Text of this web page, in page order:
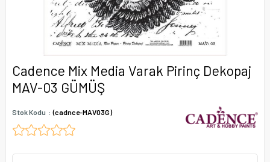
Cadence Mix Media Varak Pirinç Dekopaj
MAV-03 GÜMÜŞ
Stok Kodu (cadnce-MAV03G)